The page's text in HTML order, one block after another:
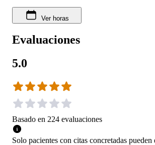
Ver horas
Evaluaciones
5.0
Basado en 224 evaluaciones
Solo pacientes con citas concretadas